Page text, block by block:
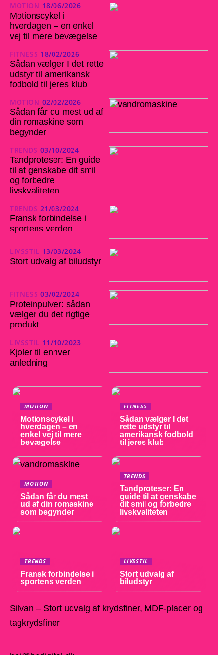
MOTION 18/06/2026
Motionscykel i
hverdagen – en enkel
vej til mere bevægelse
FITNESS 18/02/2026
Sådan vælger I det rette
udstyr til amerikansk
fodbold til jeres klub
MOTION 02/02/2026
Sådan får du mest ud af
din romaskine som
begynder
TRENDS 03/10/2024
Tandproteser: En guide
til at genskabe dit smil
og forbedre
livskvaliteten
TRENDS 21/03/2024
Fransk forbindelse i
sportens verden
LIVSSTIL 13/03/2024
Stort udvalg af biludstyr
FITNESS 03/02/2024
Proteinpulver: sådan
vælger du det rigtige
produkt
LIVSSTIL 11/10/2023
Kjoler til enhver
anledning
MOTION
Motionscykel i
hverdagen – en
enkel vej til mere
bevægelse
FITNESS
Sådan vælger I det
rette udstyr til
amerikansk fodbold
til jeres klub
MOTION
Sådan får du mest
ud af din romaskine
som begynder
TRENDS
Tandproteser: En
guide til at genskabe
dit smil og forbedre
livskvaliteten
TRENDS
Fransk forbindelse i
sportens verden
LIVSSTIL
Stort udvalg af
biludstyr
Silvan – Stort udvalg af krydsfiner, MDF-plader og
tagkrydsfiner